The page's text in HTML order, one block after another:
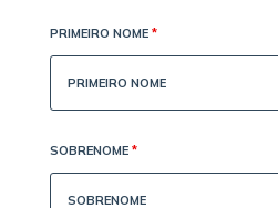
PRIMEIRO NOME *
SOBRENOME *